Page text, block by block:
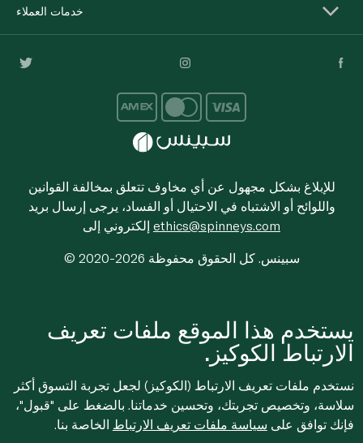
خدمات العملاء
للإبلاغ بشكل مجهول عن أي مخاوف تتعلق بمخالفة القوانين
واللوائح أو الاشتباه في الاحتيال أو الفساد، يرجى إرسال بريد
ethics@spinneys.com
© 2020-2026 سبينس. كل الحقوق محفوظة
يستخدم هذا الموقع ملفات تعريف
الارتباط الكوكيز.
نستخدم ملفات تعريف الارتباط (الكوكيز) لجعل تجربة التسوق أكثر
سلاسة، وتخصيص تجربتك، وتحسين خدماتنا. بالضغط على "قبول"،
فإنك توافق على سياسة ملفات تعريف الارتباط الخاصة بنا.